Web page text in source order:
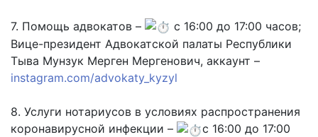
7. Помощь адвокатов –
с 16:00 до 17:00 часов;
Вице-президент Адвокатской палаты Республики
Тыва Мунзук Мерген Мергенович, аккаунт –
instagram.com/advokaty_kyzyl
8. Услуги нотариусов в условиях распространения
коронавирусной инфекции –
с 16:00 до 17:00